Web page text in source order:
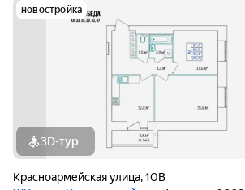
новостройка
3D-тур
Красноармейская улица,10В